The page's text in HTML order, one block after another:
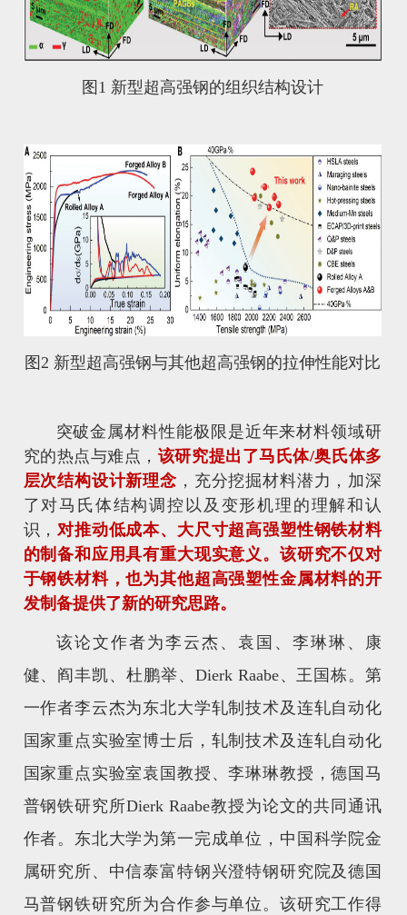
图1 新型超高强钢的组织结构设计
图2 新型超高强钢与其他超高强钢的拉伸性能对比
突破金属材料性能极限是近年来材料领域研
究的热点与难点， 该研究提出了马氏体/奥氏体多
层次结构设计新理念，充分挖掘材料潜力，加深
了对马氏体结构调控以及变形机理的理解和认
识，对推动低成本、大尺寸超高强塑性钢铁材料
的制备和应用具有重大现实意义。该研究不仅对
于钢铁材料，也为其他超高强塑性金属材料的开
发制备提供了新的研究思路。
该论文作者为李云杰、袁国、李琳琳、康
健、阎丰凯、杜鹏举、Dierk Raabe、王国栋。第
一作者李云杰为东北大学轧制技术及连轧自动化
国家重点实验室博士后，轧制技术及连轧自动化
国家重点实验室袁国教授、李琳琳教授，德国马
普钢铁研究所Dierk Raabe教授为论文的共同通讯
作者。东北大学为第一完成单位，中国科学院金
属研究所、中信泰富特钢兴澄特钢研究院及德国
马普钢铁研究所为合作参与单位。该研究工作得